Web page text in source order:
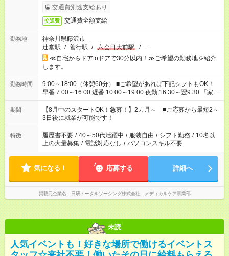
交通費別途支給あり
交通費 交通費全額支給
勤務地
神奈川県藤沢市
辻堂駅 / 善行駅 / 六会日大前駅 / …
≪自宅からドアtoドアで30分以内！≫ご希望の勤務地を紹介
します。
勤務時間
9:00～18:00（休憩60分） ■ご希望があれば下記シフトもOK！
早番 7:00～16:00 遅番 10:00～19:00 夜勤 16:30～翌9:30 「家族
と休みを合わせたい」 「余裕を持って夕飯の準備がしたい」
「できれば残業はしたくない」 など、ご希望を教えてください
ね。 ※Wワーク希望の方へ 今ご覧のお仕事で希望する勤務時間
と、もう1つのお仕事の勤務時間。 合計で週40時間を超える場
合は応募できません。
期間
【8月中のスタートOK！急募！】2カ月～ ■ご応募から最短2～
3日後に就業が可能です！
特徴 履歴書不要 / 40～50代活躍中 / 服装自由 / シフト勤務 / 10名以
上の大量募集 / 電話対応なし / パソコンスキル不要
気になる！ 応募する 詳細へ
掲載元企業名 日研トータルソーシング株式会社 メディカルケア事業部
未読
人気イベントも！好きな場所で働けるイベントス